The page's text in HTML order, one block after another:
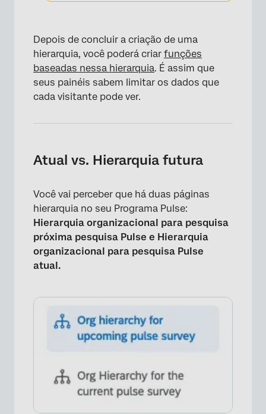
Depois de concluir a criação de uma
hierarquia, você poderá criar funções
baseadas nessa hierarquia. É assim que
seus painéis sabem limitar os dados que
cada visitante pode ver.
Atual vs. Hierarquia futura
Você vai perceber que há duas páginas
hierarquia no seu Programa Pulse:
Hierarquia organizacional para pesquisa
próxima pesquisa Pulse e Hierarquia
organizacional para pesquisa Pulse
atual.